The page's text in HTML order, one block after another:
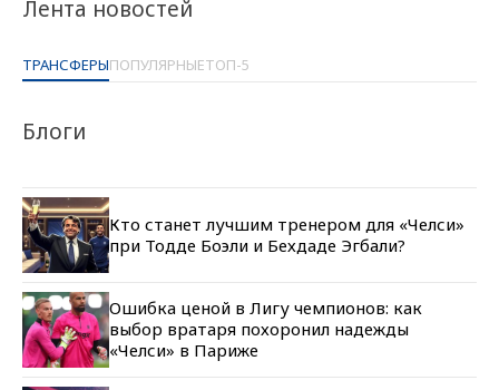
Лента новостей
ТРАНСФЕРЫПОПУЛЯРНЫЕТОП-5
Блоги
Кто станет лучшим тренером для «Челси»
при Тодде Боэли и Бехдаде Эгбали?
Ошибка ценой в Лигу чемпионов: как
выбор вратаря похоронил надежды
«Челси» в Париже